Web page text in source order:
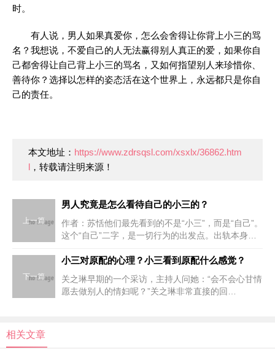
时。
有人说，男人如果真爱你，怎么会舍得让你背上小三的骂
名？我想说，不爱自己的人无法赢得别人真正的爱，如果你自
己都舍得让自己背上小三的骂名，又如何指望别人来珍惜你、
善待你？选择以怎样的姿态活在这个世界上，永远都只是你自
己的责任。
本文地址： https://www.zdrsqsl.com/xsxlx/36862.htm
l ，转载请注明来源！
上一篇
男人究竟是怎么看待自己的小三的？
作者：苏恬他们最先看到的不是“小三”，而是“自己”。
这个“自己”二字，是一切行为的出发点。出轨本身就
永远是他的感受、他的需求、他的利益。怎么看待小
下一篇
小三对原配的心理？小三看到原配什么感觉？
关之琳早期的一个采访，主持人问她：“会不会心甘情
愿去做别人的情妇呢？”关之琳非常直接的回
相关文章